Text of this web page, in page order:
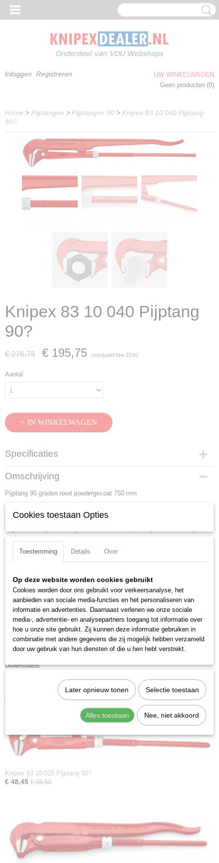
Inloggen Registreren
UW WINKELWAGEN
Geen producten (0)
Home > Pijptangen > Pijptangen 90 > Knipex 83 10 040 Pijptang
90?
Knipex 83 10 040 Pijptang
90?
€ 276,75 € 195,75 (exclusief btw 21%)
Aantal
IN WINKELWAGEN
Specificaties
Productcode
83 10 040
EAN code
Productcode leverancier
Netto gewicht
Afmetingen (l,b,h)
71,50 x 8,80 x 2,50 cm
Omschrijving
Pijptang 90 graden rood poedergecoat 750 mm
Zweedse vorm. 90 graden gebogen bek. Tegen de draairichting in
geplaatste tanden. Tanden extra inductief gehard. Dubbele T-profielgreep.
Tegen verlies gewaarborgde stelmoer. Rood poedergelakt, bekken glad
geslepen.
Lengte: 750 mm
Capaciteit voor moeren (sleutelwijdte):10 - 130 mm
Capaciteit voor buizen (diameter): 130 mm
Capaciteit voor buizen inch (diameter): 5 1/8 inch
Binnendiameter inch: 4 inch
Spanwijdte:
130 mm
Bek hoek:90 graden gebogen bekken
DIN: DIN 5234
Downloads:
Datasheet specificaties
Ook interessant
Knipex 83 10 015 Pijptang 90?
€ 48,45 € 68,50
Cookies toestaan Opties
Toestemming Details Over
Op deze website worden cookies gebruikt
Cookies worden door ons gebruikt voor verkeersanalyse, het
aanbieden van sociale media-functies en het personaliseren van
informatie en advertenties. Daarnaast verlenen we onze sociale
media-, advertentie- en analysepartners toegang tot informatie over
hoe u onze site gebruikt. Zij kunnen deze informatie gebruiken in
combinatie met andere gegevens die zij mogelijk hebben verzameld
door uw gebruik van hun diensten of die u hen hebt verstrekt.
Later opnieuw tonen Selectie toestaan
Alles toestaan Nee, niet akkoord